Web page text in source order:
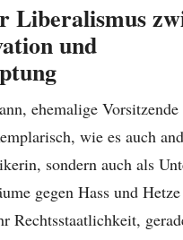
Liberalismus
und
ehemalige Vorsitzende
wie es auch
sondern auch als
gegen Hass und
Rechtsstaatlichkeit,